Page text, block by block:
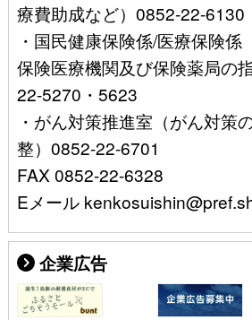
療費助成など）0852-22-6130
・国民健康保険係/医療保険係
保険医療機関及び保険薬局の
22-5270・5623
・がん対策推進室（がん対策
整）0852-22-6701
FAX 0852-22-6328
Eメール
企業広告